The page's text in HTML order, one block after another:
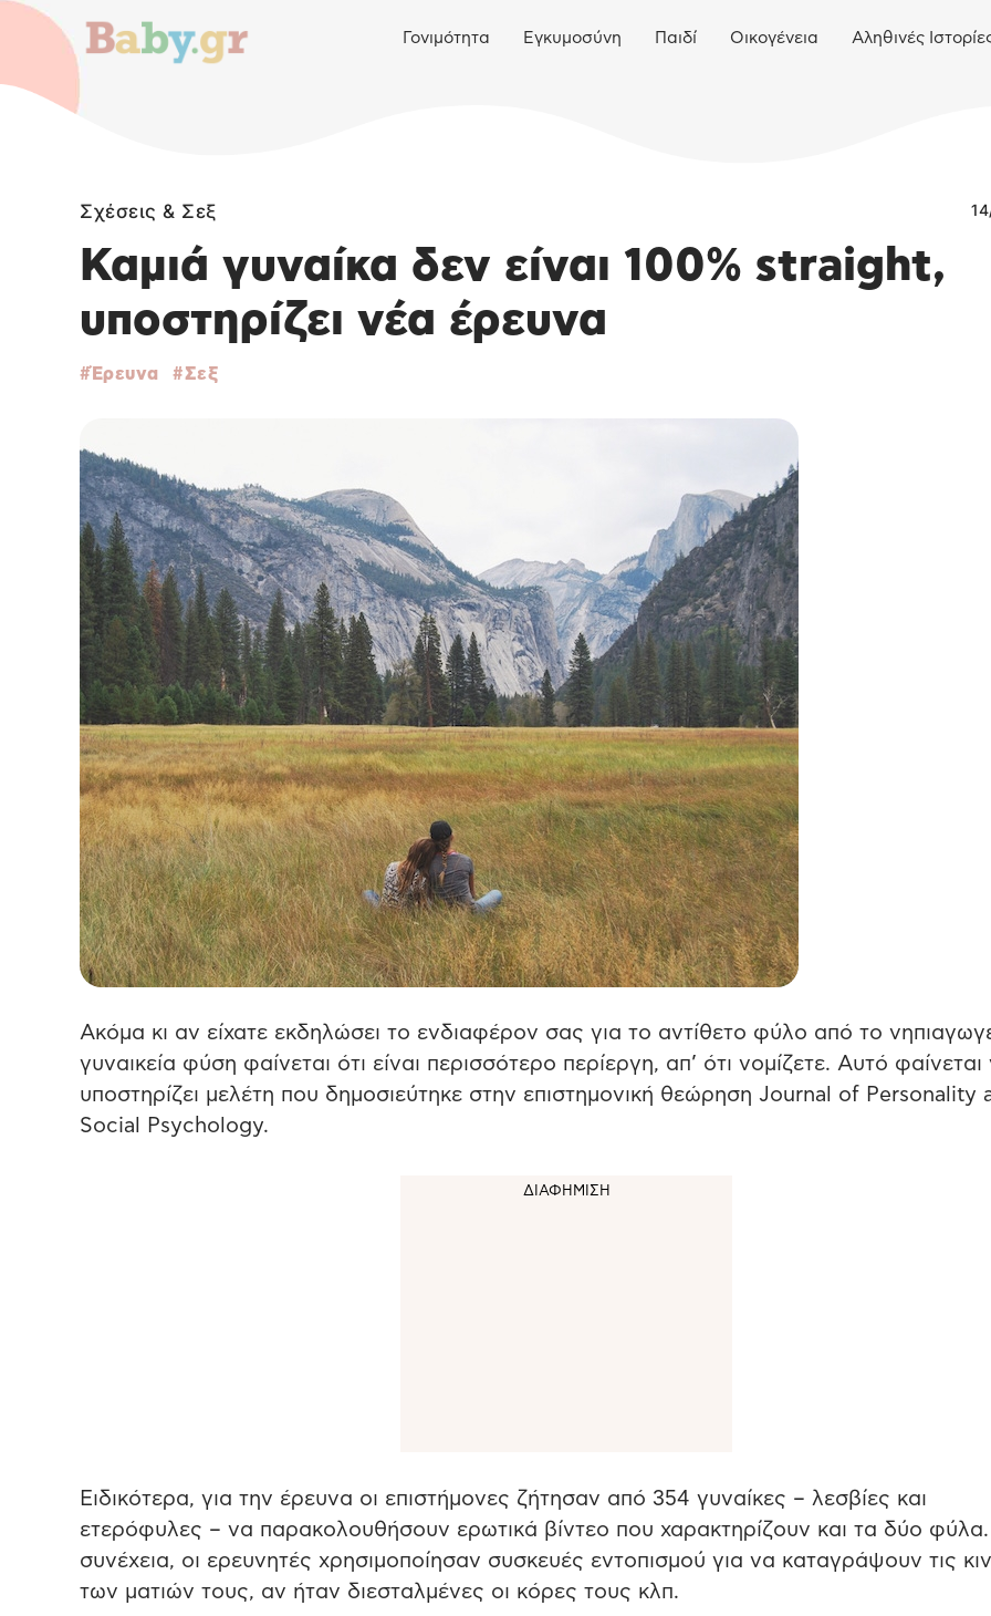
Γονιμότητα Εγκυμοσύνη Παιδί Οικογένεια Αληθινές
Σχέσεις & Σεξ
Καμιά γυναίκα δεν είναι 100% straight,
υποστηρίζει νέα έρευνα
Έρευνα Σεξ
Ακόμα κι αν είχατε εκδηλώσει το ενδιαφέρον σας για το αντίθετο φύλο από το
γυναικεία φύση φαίνεται ότι είναι περισσότερο περίεργη, απ’ ότι νομίζετε. Αυτό φαίνεται
υποστηρίζει μελέτη που δημοσιεύτηκε στην επιστημονική θεώρηση Journal of Personality
Social Psychology.
Ειδικότερα, για την έρευνα οι επιστήμονες ζήτησαν από 354 γυναίκες – λεσβίες και
ετερόφυλες – να παρακολουθήσουν ερωτικά βίντεο που χαρακτηρίζουν και τα δύο
συνέχεια, οι ερευνητές χρησιμοποίησαν συσκευές εντοπισμού για να καταγράψουν τις
των ματιών τους, αν ήταν διεσταλμένες οι κόρες τους κλπ.